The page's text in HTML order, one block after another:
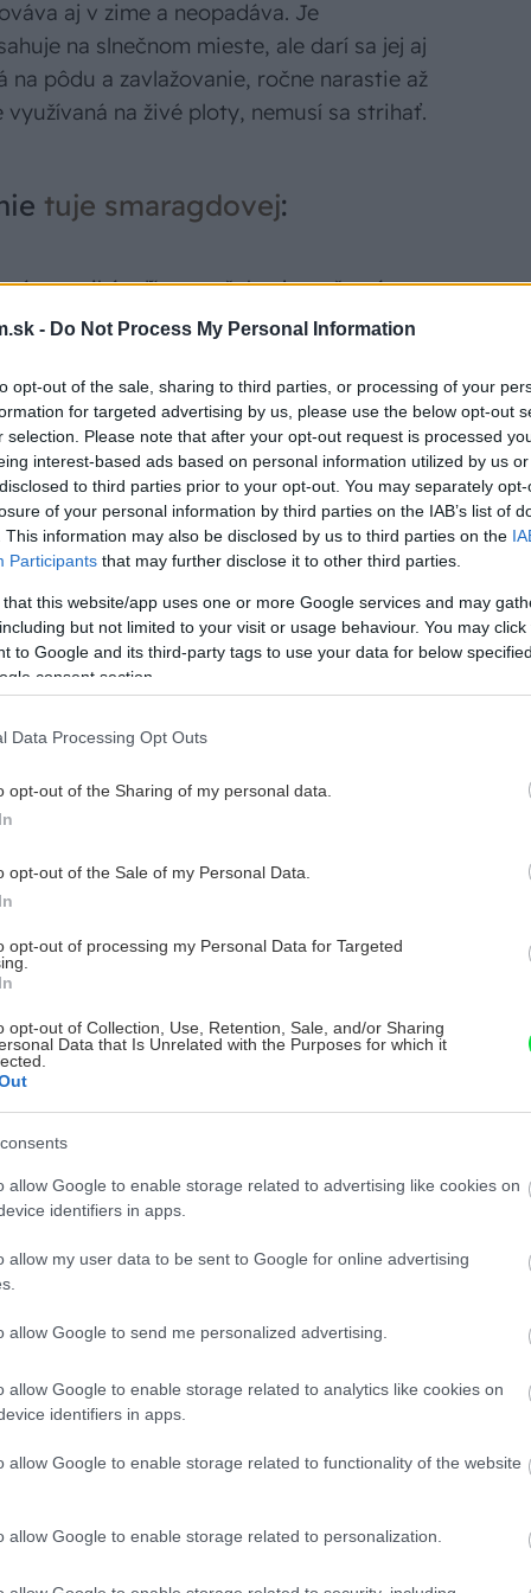
- Do Not Process My Personal Information
opt-out of the sale, sharing to third parties, or processing of your
for targeted advertising by us, please use the below opt-out
selection. Please note that after your opt-out request is processed
interest-based ads based on personal information utilized by us
to third parties prior to your opt-out. You may separately
of your personal information by third parties on the IAB’s list of
This information may also be disclosed by us to third parties on the
Participants that may further disclose it to other third parties.
that this website/app uses one or more Google services and may
but not limited to your visit or usage behaviour. You may
to Google and its third-party tags to use your data for below
consent section.
Data Processing Opt Outs
opt-out of the Sharing of my personal data.
opt-out of the Sale of my Personal Data.
opt-out of processing my Personal Data for Targeted
opt-out of Collection, Use, Retention, Sale, and/or Sharing
Data that Is Unrelated with the Purposes for which it
allow Google to enable storage related to advertising like cookies on
identifiers in apps.
allow my user data to be sent to Google for online advertising
allow Google to send me personalized advertising.
allow Google to enable storage related to analytics like cookies on
identifiers in apps.
allow Google to enable storage related to functionality of the website
allow Google to enable storage related to personalization.
aj v zime a neopadáva. Je
na slnečnom mieste, ale darí sa jej aj
pôdu a zavlažovanie, ročne narastie až
využívaná na živé ploty, nemusí sa strihať.
tuje smaragdovej:
„ocikávaľ“ stromčeky, je to častá
zasiahnutých vetvičiek, odporúčame ich
atď. Ľahko môžu podhrabať tuje a
v totálnom tieni rastú veľmi
pôdu najlepšie PH 3,5 – 5,5.
smaragddo ílu alebo inej ťažkej
a priedušná pôda, aj piesčitá pôda je
kvalitná pôda, možno pôdu
Keď je pôda v mieste výsadby
drážku o minimálnej hĺbke 50 cm a
mať aj drenáž pre odvod prebytočnej
systémov. Ak si s výsadbou neviete
nákup v rovnakej hodnote.
40 – 60 cm, kratšia vzdialenosť je
cca 3-5 cm vyššie, pretože bude